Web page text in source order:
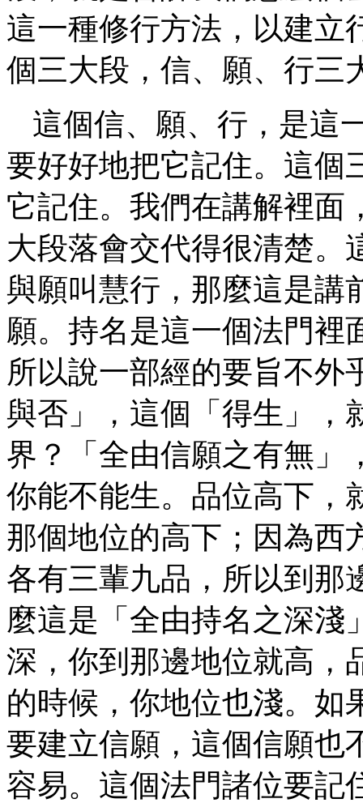
這一種修行方法，以建立
個三大段，信、願、行三
這個信、願、行，是這
要好好地把它記住。這個
它記住。我們在講解裡面
大段落會交代得很清楚。
與願叫慧行，那麼這是講
願。持名是這一個法門裡
所以說一部經的要旨不外
與否」，這個「得生」，
界？「全由信願之有無」
你能不能生。品位高下，
那個地位的高下；因為西
各有三輩九品，所以到那
麼這是「全由持名之深淺
深，你到那邊地位就高，
的時候，你地位也淺。如
要建立信願，這個信願也
容易。這個法門諸位要記